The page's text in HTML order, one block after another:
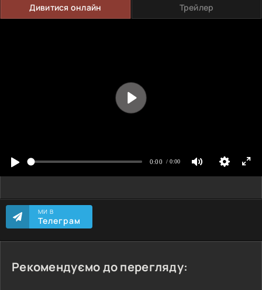
Дивитися онлайн Трейлер
МИ В
Телеграм
Рекомендуємо до перегляду: